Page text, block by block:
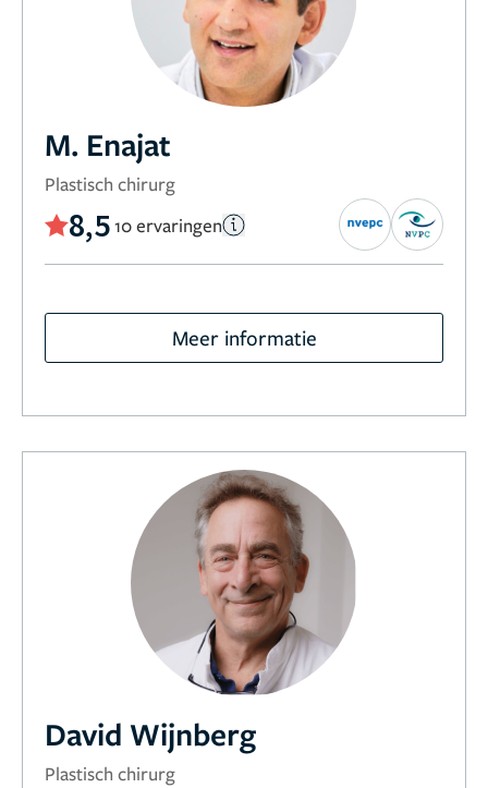
M. Enajat
Plastisch chirurg
8,510 ervaringen
Meer informatie
David Wijnberg
Plastisch chirurg